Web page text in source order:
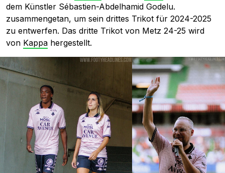
dem Künstler Sébastien-Abdelhamid Godelu.
zusammengetan, um sein drittes Trikot für 2024-2025
zu entwerfen. Das dritte Trikot von Metz 24-25 wird
von Kappa hergestellt.